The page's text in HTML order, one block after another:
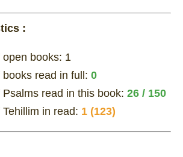
:
books: 1
books read in full: 0
Psalms read in this book: 26 / 150
in read: 1 (123)